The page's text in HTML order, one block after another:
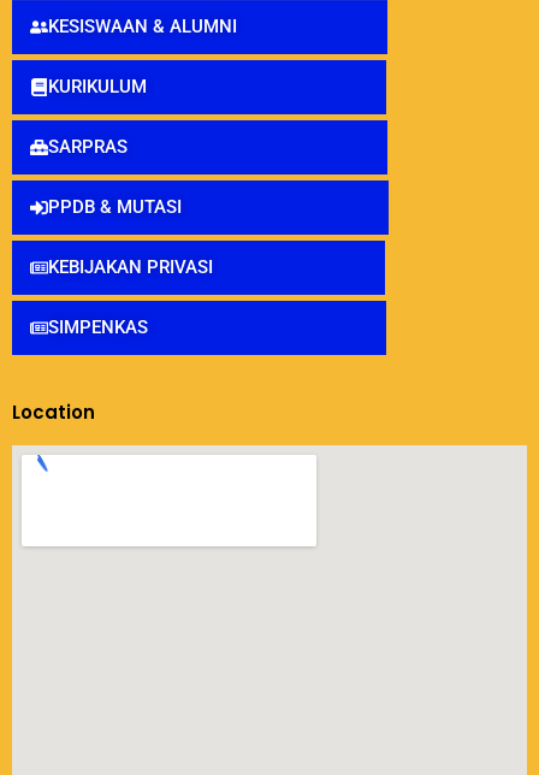
KESISWAAN & ALUMNI
KURIKULUM
SARPRAS
PPDB & MUTASI
KEBIJAKAN PRIVASI
SIMPENKAS
Location